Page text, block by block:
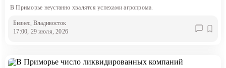
В Приморье неустанно хвалятся успехами агропрома.
Бизнес, Владивосток
17:00, 29 июля, 2026